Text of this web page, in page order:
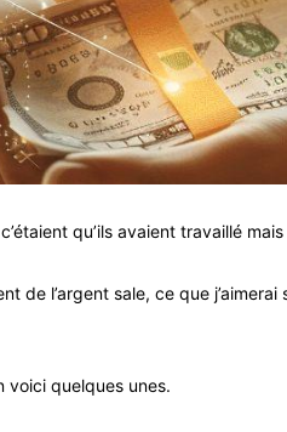
qu’ils avaient travaillé
de l’argent sale, ce que j’aimerai
voici quelques unes.